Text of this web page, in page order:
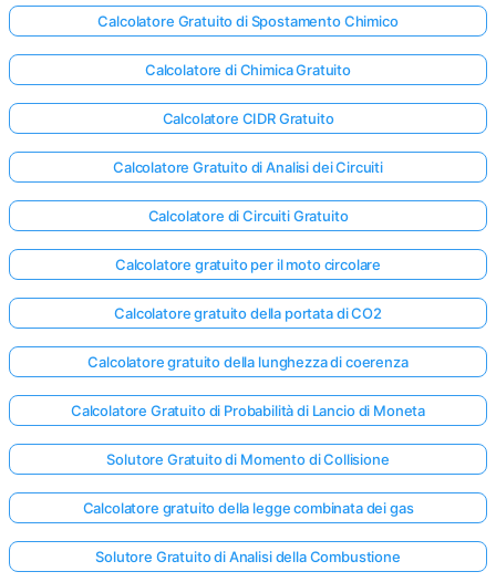
Calcolatore Gratuito di Spostamento Chimico
Calcolatore di Chimica Gratuito
Calcolatore CIDR Gratuito
Calcolatore Gratuito di Analisi dei Circuiti
Calcolatore di Circuiti Gratuito
Calcolatore gratuito per il moto circolare
Calcolatore gratuito della portata di CO2
Calcolatore gratuito della lunghezza di coerenza
Calcolatore Gratuito di Probabilità di Lancio di Moneta
Solutore Gratuito di Momento di Collisione
Calcolatore gratuito della legge combinata dei gas
Solutore Gratuito di Analisi della Combustione